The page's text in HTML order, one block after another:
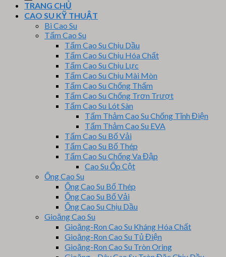
TRANG CHỦ
CAO SU KỸ THUẬT
Bi Cao Su
Tấm Cao Su
Tấm Cao Su Chịu Dầu
Tấm Cao Su Chịu Hóa Chất
Tấm Cao Su Chịu Lực
Tấm Cao Su Chịu Mài Mòn
Tấm Cao Su Chống Thấm
Tấm Cao Su Chống Trơn Trượt
Tấm Cao Su Lót Sàn
Tấm Thảm Cao Su Chống Tĩnh Điện
Tấm Thảm Cao Su EVA
Tấm Cao Su Bố Vải
Tấm Cao Su Bố Thép
Tấm Cao Su Chống Va Đập
Cao Su Ốp Cột
Ống Cao Su
Ống Cao Su Bố Thép
Ống Cao Su Bố Vải
Ống Cao Su Chịu Dầu
Gioăng Cao Su
Gioăng-Ron Cao Su Kháng Hóa Chất
Gioăng-Ron Cao Su Tủ Điện
Gioăng-Ron Cao Su Tròn Oring